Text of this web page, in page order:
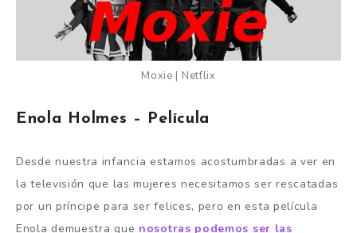
Moxie | Netflix
Enola Holmes – Película
Desde nuestra infancia estamos acostumbradas a ver en
la televisión que las mujeres necesitamos ser rescatadas
por un príncipe para ser felices, pero en esta película
Enola demuestra que nosotras podemos ser las